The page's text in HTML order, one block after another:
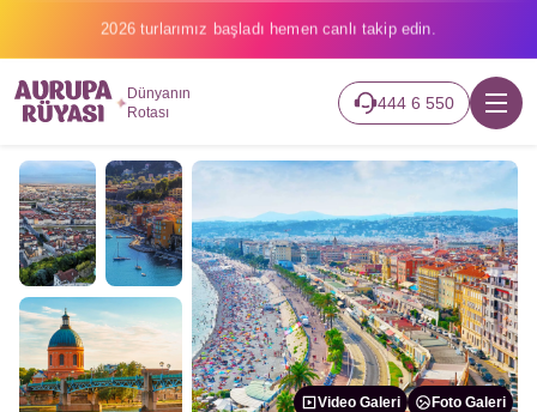
2026 turlarımız başladı hemen canlı takip edin.
Dünyanın
Rotası
444 6 550
Video Galeri Foto Galeri